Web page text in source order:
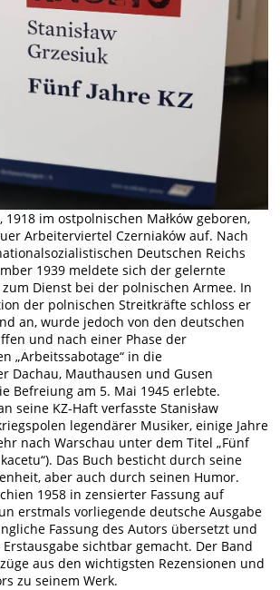
1918 im ostpolnischen Małków geboren,
Arbeiterviertel Czerniaków auf. Nach
Deutschen Reichs
1939 meldete sich der gelernte
Dienst bei der polnischen Armee. In
der polnischen Streitkräfte schloss er
an, wurde jedoch von den deutschen
und nach einer Phase der
„Arbeitssabotage“ in die
Dachau, Mauthausen und Gusen
Befreiung am 5. Mai 1945 erlebte.
seine KZ-Haft verfasste Stanisław
legendärer Musiker, einige Jahre
nach Warschau unter dem Titel „Fünf
kacetu“). Das Buch besticht durch seine
aber auch durch seinen Humor.
1958 in zensierter Fassung auf
erstmals vorliegende deutsche Ausgabe
Fassung des Autors übersetzt und
sichtbar gemacht. Der Band
aus den wichtigsten Rezensionen und
zu seinem Werk.